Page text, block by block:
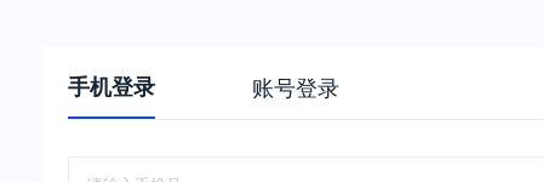
手机登录 账号登录